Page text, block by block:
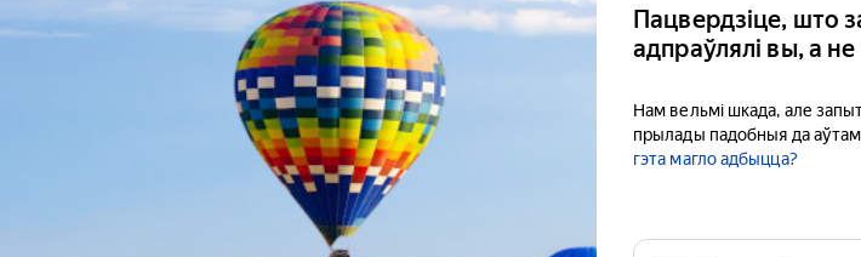
Пацвердзіце, што
адпраўлялі вы, а
Нам вельмі шкада, але
прылады падобныя да
гэта магло адбыцца?